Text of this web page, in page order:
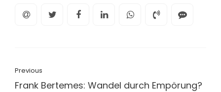
Previous
Frank Bertemes: Wandel durch Empörung?